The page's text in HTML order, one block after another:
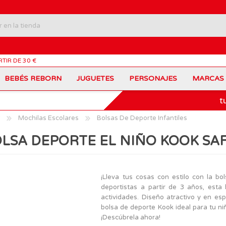
DE 30 €
BEBÉS REBORN JUGUETES
Carros Portamochilas Coches de Juguete
Juegos de Mesa
Muñecas
Patinetes
PERSONAJES
Bob Esponja Disney
Frozen
Sonic
The Beasties
MARCAS
Barbie Barriguitas
Fisher-Price
VTech
MARCAS
Mochilas Escolares Bolsas De Deporte Infantiles
DEPORTE EL NIÑO KOOK
¡Lleva tus cosas con estilo con la
deportistas a partir de 3 años, esta
actividades. Diseño atractivo y en
bolsa de deporte Kook ideal para tu
¡Descúbrela ahora!